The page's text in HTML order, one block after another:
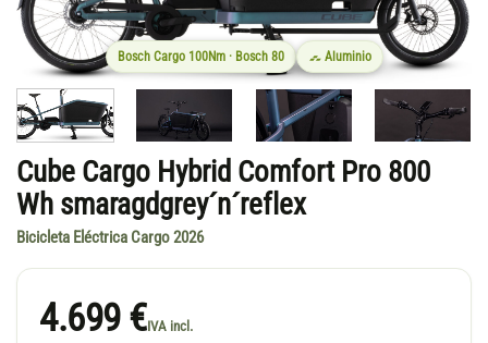
Bosch Cargo 100Nm · Bosch 80 Aluminio
Cube Cargo Hybrid Comfort Pro 800
Wh smaragdgrey´n´reflex
Bicicleta Eléctrica Cargo 2026
4.699 €IVA incl.